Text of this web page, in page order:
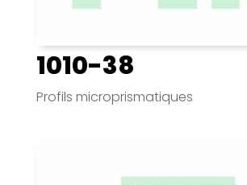
1010-38
Profils microprismatiques